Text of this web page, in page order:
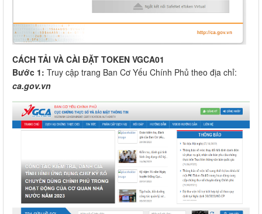
CÁCH TẢI VÀ CÀI ĐẶT TOKEN VGCA01
Bước 1: Truy cập trang Ban Cơ Yếu Chính Phủ theo địa chỉ:
ca.gov.vn